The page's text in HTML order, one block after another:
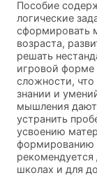
Пособие
логические
сформировать
возраста,
решать
игровой форме
сложности,
знании и
мышления дают
устранить
усвоению
формированию
рекомендуется
школах и для